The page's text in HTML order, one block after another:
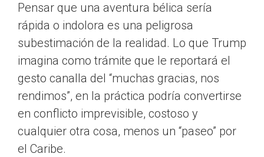
Pensar que una aventura bélica sería
rápida o indolora es una peligrosa
subestimación de la realidad. Lo que Trump
imagina como trámite que le reportará el
gesto canalla del “muchas gracias, nos
rendimos”, en la práctica podría convertirse
en conflicto imprevisible, costoso y
cualquier otra cosa, menos un “paseo” por
el Caribe.